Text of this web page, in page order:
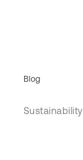
Blog
Sustainability